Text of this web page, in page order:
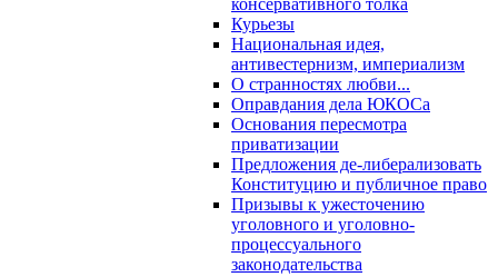
консервативного толка
Курьезы
Национальная идея,
антивестернизм, империализм
О странностях любви...
Оправдания дела ЮКОСа
Основания пересмотра
приватизации
Предложения де-либерализовать
Конституцию и публичное право
Призывы к ужесточению
уголовного и уголовно-
процессуального
законодательства